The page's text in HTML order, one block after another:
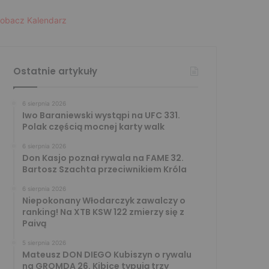
Kalendarz
Ostatnie artykuły
6 sierpnia 2026
Iwo Baraniewski wystąpi na UFC 331.
Polak częścią mocnej karty walk
6 sierpnia 2026
Don Kasjo poznał rywala na FAME 32.
Bartosz Szachta przeciwnikiem Króla
6 sierpnia 2026
Niepokonany Włodarczyk zawalczy o
ranking! Na XTB KSW 122 zmierzy się z
Paivą
5 sierpnia 2026
Mateusz DON DIEGO Kubiszyn o rywalu
na GROMDA 26. Kibice typują trzy